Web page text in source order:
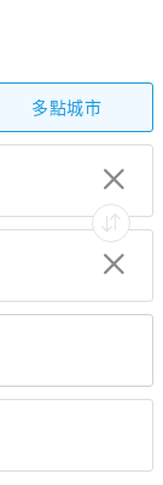
多點城市